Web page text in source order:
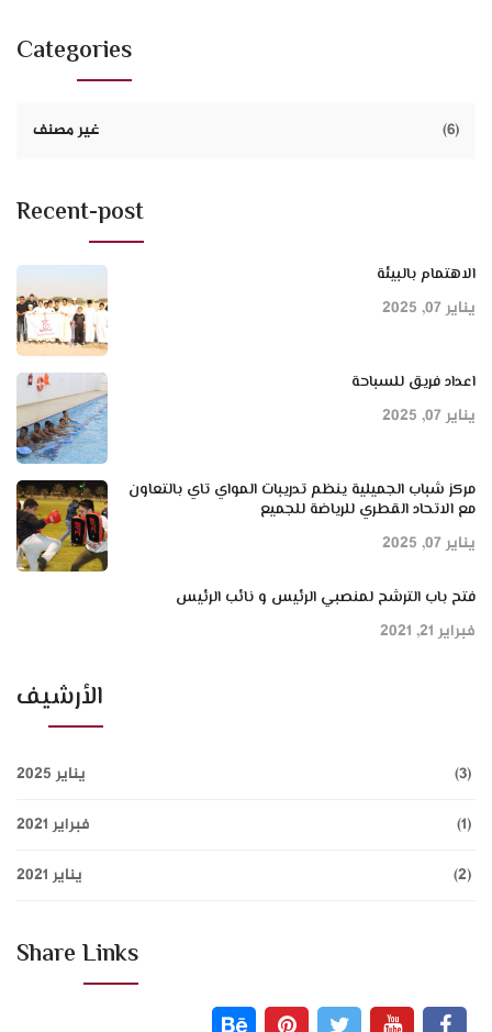
Categories
غير مصنف (6)
Recent-post
الاهتمام بالبيئة
يناير 07, 2025
اعداد فريق للسباحة
يناير 07, 2025
مركز شباب الجميلية ينظم تدريبات المواي تاي بالتعاون
مع الاتحاد القطري للرياضة للجميع
يناير 07, 2025
فتح باب الترشح لمنصبي الرئيس و نائب الرئيس
فبراير 21, 2021
الأرشيف
يناير 2025
(3)
فبراير 2021
(1)
يناير 2021
(2)
Share Links